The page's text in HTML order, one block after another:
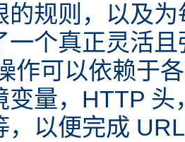
的规则，以及
一个真正灵活
作可以依赖于
变量，HTTP
，以便完成